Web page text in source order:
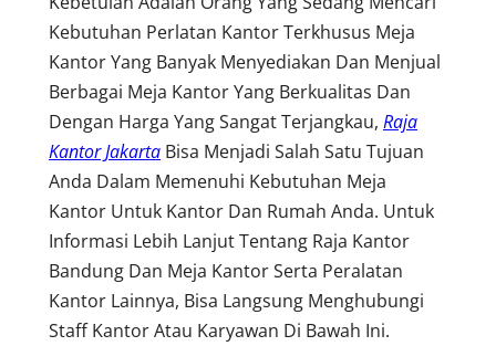
Kebutuhan Perlatan Kantor Terkhusus Meja
Kantor Yang Banyak Menyediakan Dan Menjual
Berbagai Meja Kantor Yang Berkualitas Dan
Dengan Harga Yang Sangat Terjangkau, Raja
Kantor Jakarta Bisa Menjadi Salah Satu Tujuan
Anda Dalam Memenuhi Kebutuhan Meja
Kantor Untuk Kantor Dan Rumah Anda. Untuk
Informasi Lebih Lanjut Tentang Raja Kantor
Bandung Dan Meja Kantor Serta Peralatan
Kantor Lainnya, Bisa Langsung Menghubungi
Staff Kantor Atau Karyawan Di Bawah Ini.